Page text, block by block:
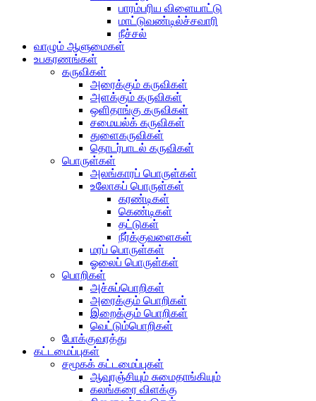
பாரம்பரிய விளையாட்டு
மாட்டுவண்டில்ச்சவாரி
நீச்சல்
வாழும் ஆளுமைகள்
உபகரணங்கள்
கருவிகள்
அரைக்கும் கருவிகள்
அளக்கும் கருவிகள்
ஒளிதாங்கு கருவிகள்
சமையல்க் கருவிகள்
துளைகருவிகள்
தொடர்பாடல் கருவிகள்
பொருள்கள்
அலங்காரப் பொருள்கள்
உலோகப் பொருள்கள்
கரண்டிகள்
கெண்டிகள்
தட்டுகள்
நீர்க்குவளைகள்
மரப் பொருள்கள்
ஓலைப் பொருள்கள்
பொறிகள்
அச்சுப்பொறிகள்
அரைக்கும் பொறிகள்
இறைக்கும் பொறிகள்
வெட்டும்பொறிகள்
போக்குவரத்து
கட்டமைப்புகள்
சமூகக் கட்டமைப்புகள்
ஆவுரஞ்சியும் சுமைதாங்கியும்
கலங்கரை விளக்கு